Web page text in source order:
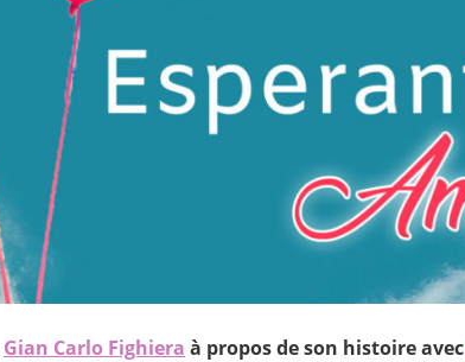
Gian Carlo Fighiera à propos de son histoire avec